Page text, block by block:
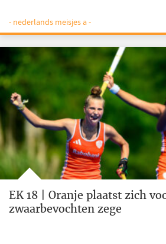
- nederlands meisjes a -
EK 18 | Oranje plaatst zich
zwaarbevochten zege